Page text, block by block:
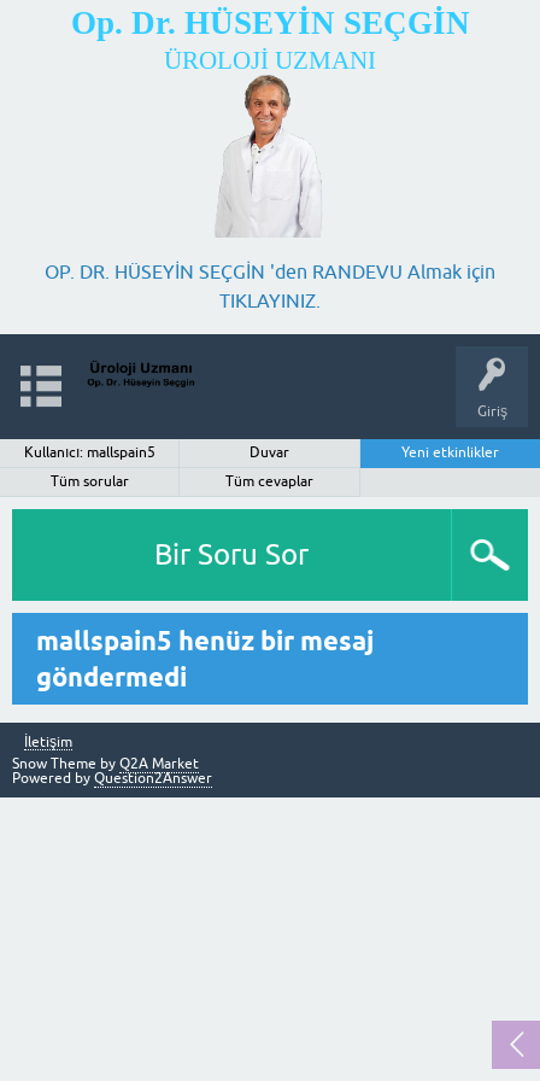
Op. Dr. HÜSEYİN SEÇGİN
ÜROLOJİ UZMANI
OP. DR. HÜSEYİN SEÇGİN 'den RANDEVU Almak için
TIKLAYINIZ.
Giriş
Kullanıcı: mallspain5 Duvar
Yeni etkinlikler
Tüm sorular
Tüm cevaplar
Bir Soru Sor
mallspain5 henüz bir mesaj
göndermedi
İletişim
Snow Theme by Q2A Market
Powered by Question2Answer